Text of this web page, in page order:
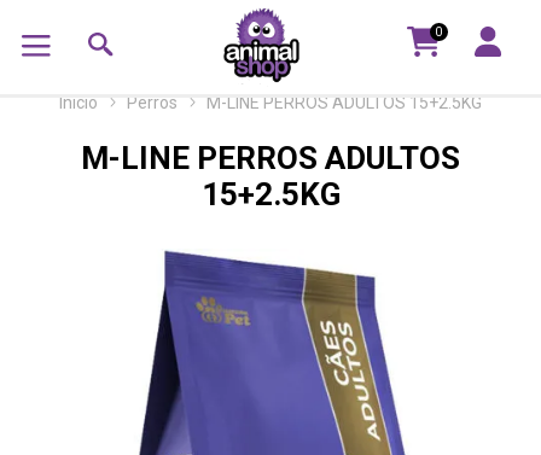
0
Inicio Perros M-LINE PERROS ADULTOS 15+2.5KG
M-LINE PERROS ADULTOS
15+2.5KG